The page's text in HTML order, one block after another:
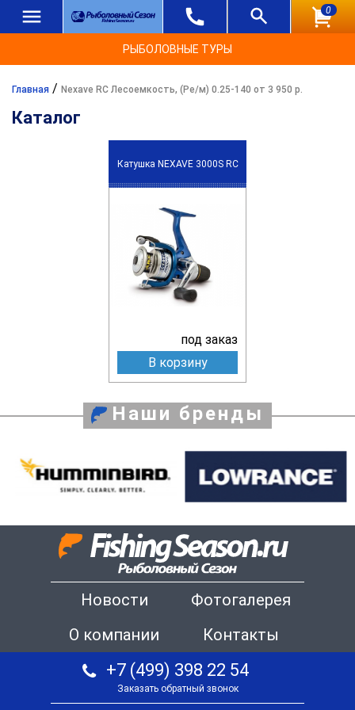
0
РЫБОЛОВНЫЕ ТУРЫ
Главная / Nexave RC Лесоемкость, (Ре/м) 0.25-140 от 3 950 р.
Каталог
Катушка NEXAVE 3000S RC
под заказ
В корзину
Наши бренды
Новости
Фотогалерея
О компании
Контакты
+7 (499) 398 22 54
Заказать обратный звонок